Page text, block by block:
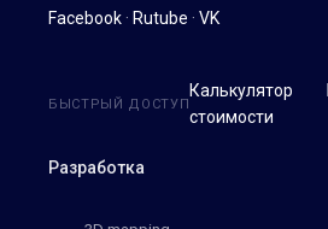
Facebook · Rutube · VK
Разработка
БЫСТРЫЙ ДОСТУП
Калькулятор
стоимости